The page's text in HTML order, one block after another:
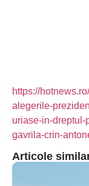
https://
alegerile-
uriase-in-
gavrila-crin-
Articole